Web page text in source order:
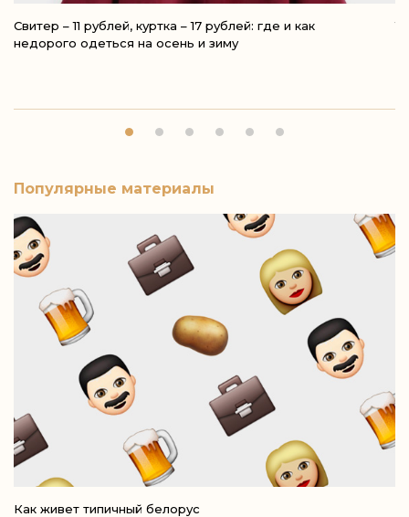
Свитер – 11 рублей, куртка – 17 рублей: где и как
недорого одеться на осень и зиму
Популярные материалы
Как живет типичный белорус